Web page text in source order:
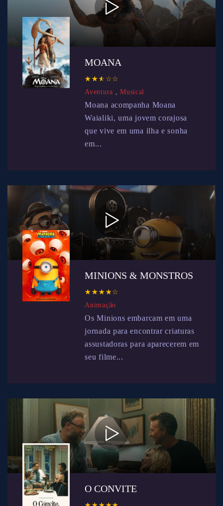
MOANA
☆ ☆ ☆ ☆☆
★ ★ ★ ★★
Aventura ,Musical
Moana acompanha Moana
Waialiki, uma jovem corajosa
que vive em uma ilha e sonha
em...
MINIONS & MONSTROS
☆ ☆ ☆ ☆☆
★ ★ ★ ★★
Animação
Os Minions embarcam em uma
jornada para encontrar criaturas
assustadoras para aparecerem em
seu filme...
O CONVITE